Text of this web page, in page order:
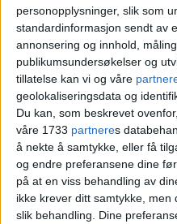
personopplysninger, slik som
standardinformasjon sendt av
annonsering og innhold,
publikumsundersøkelser og
tillatelse kan vi og våre
geolokaliseringsdata og
Du kan, som beskrevet
våre 1733 partneres
å nekte å samtykke, eller få
og endre preferansene dine
på at en viss behandling av
ikke krever ditt samtykke,
slik behandling. Dine